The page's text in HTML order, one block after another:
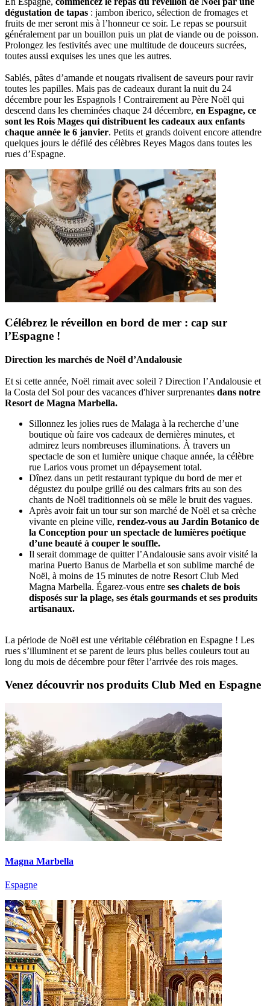
dégustation de tapas : jambon iberico, sélection de fromages et
fruits de mer seront mis à l’honneur ce soir. Le repas se poursuit
généralement par un bouillon puis un plat de viande ou de poisson.
Prolongez les festivités avec une multitude de douceurs sucrées,
toutes aussi exquises les unes que les autres.
Sablés, pâtes d’amande et nougats rivalisent de saveurs pour ravir
toutes les papilles. Mais pas de cadeaux durant la nuit du 24
décembre pour les Espagnols ! Contrairement au Père Noël qui
descend dans les cheminées chaque 24 décembre, en Espagne, ce
sont les Rois Mages qui distribuent les cadeaux aux enfants
chaque année le 6 janvier. Petits et grands doivent encore attendre
quelques jours le défilé des célèbres Reyes Magos dans toutes les
rues d’Espagne.
Célébrez le réveillon en bord de mer : cap sur
l’Espagne !
Direction les marchés de Noël d’Andalousie
Et si cette année, Noël rimait avec soleil ? Direction l’Andalousie et
la Costa del Sol pour des vacances d'hiver surprenantes dans notre
Resort de Magna Marbella.
Sillonnez les jolies rues de Malaga à la recherche d’une
boutique où faire vos cadeaux de dernières minutes, et
admirez leurs nombreuses illuminations. À travers un
spectacle de son et lumière unique chaque année, la célèbre
rue Larios vous promet un dépaysement total.
Dînez dans un petit restaurant typique du bord de mer et
dégustez du poulpe grillé ou des calmars frits au son des
chants de Noël traditionnels où se mêle le bruit des vagues.
Après avoir fait un tour sur son marché de Noël et sa crèche
vivante en pleine ville, rendez-vous au Jardin Botanico de
la Conception pour un spectacle de lumières poétique
d’une beauté à couper le souffle.
Il serait dommage de quitter l’Andalousie sans avoir visité la
marina Puerto Banus de Marbella et son sublime marché de
Noël, à moins de 15 minutes de notre Resort Club Med
Magna Marbella. Égarez-vous entre ses chalets de bois
disposés sur la plage, ses étals gourmands et ses produits
artisanaux.
La période de Noël est une véritable célébration en Espagne ! Les
rues s’illuminent et se parent de leurs plus belles couleurs tout au
long du mois de décembre pour fêter l’arrivée des rois mages.
Venez découvrir nos produits Club Med en Espagne
Magna Marbella
Espagne